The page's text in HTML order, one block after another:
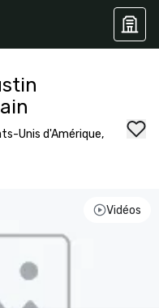
Unis d'Amérique,
Vidéos